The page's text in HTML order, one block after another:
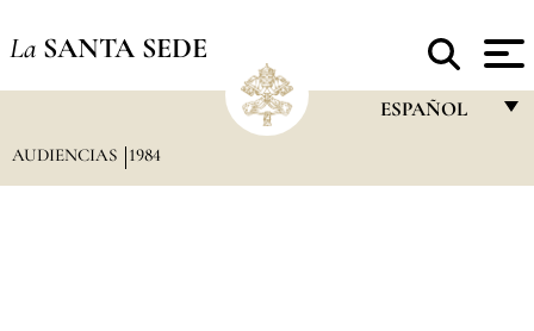
La SANTA SEDE
ESPAÑOL
AUDIENCIAS 1984